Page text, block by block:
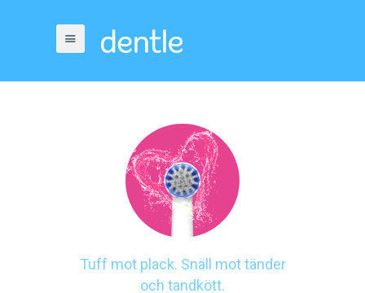
Tuff mot plack. Snäll mot tänder
och tandkött.